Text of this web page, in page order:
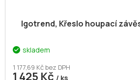
Igotrend, Křeslo houpací
skladem
1 177,69 Kč bez DPH
1 425 Kč / ks